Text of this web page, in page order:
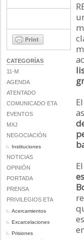
CATEGORÍAS
11-M
AGENDA
ATENTADO
COMUNICADO ETA
EVENTOS
MXJ
NEGOCIACIÓN
Instituciones
NOTICIAS
OPINIÓN
PORTADA
PRENSA
PRIVILEGIOS ETA
Acercamientos
Excarcelaciones
Prisiones